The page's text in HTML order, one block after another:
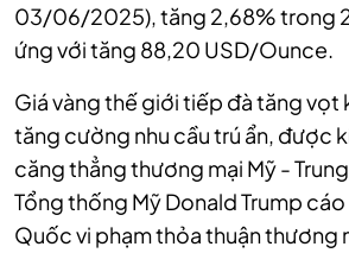
03/06/2025), tăng 2,68% trong
ứng với tăng 88,20 USD/Ounce.
Giá vàng thế giới tiếp đà tăng vọt
tăng cường nhu cầu trú ẩn, được
căng thẳng thương mại Mỹ -
Tổng thống Mỹ Donald Trump
Quốc vi phạm thỏa thuận thương